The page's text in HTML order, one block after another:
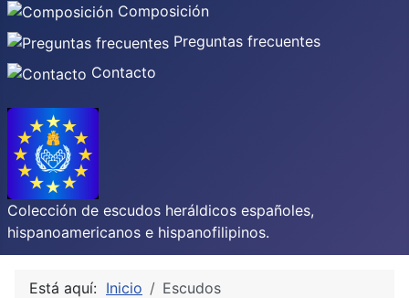
Composición
Preguntas frecuentes
Contacto
Colección de escudos heráldicos españoles,
hispanoamericanos e hispanofilipinos.
Está aquí: Inicio Escudos